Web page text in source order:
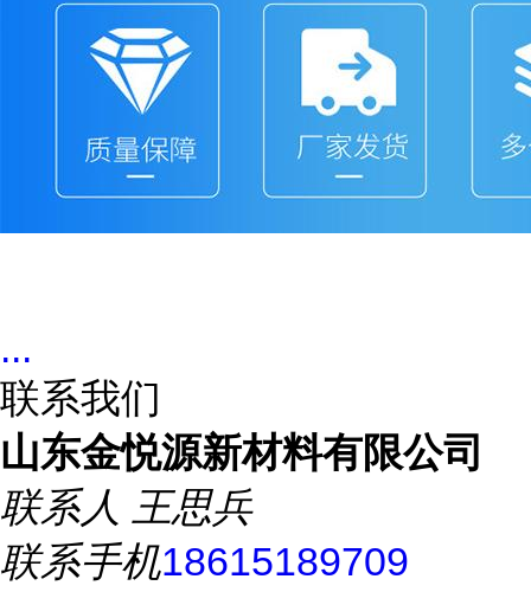
...
联系我们
山东金悦源新材料有限公司
联系人 王思兵
联系手机18615189709